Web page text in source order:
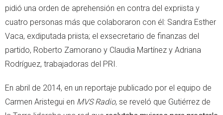
pidió una orden de aprehensión en contra del expriista y
cuatro personas más que colaboraron con él: Sandra Esther
Vaca, exdiputada priista; el exsecretario de finanzas del
partido, Roberto Zamorano y Claudia Martínez y Adriana
Rodríguez, trabajadoras del PRI.
En abril de 2014, en un reportaje publicado por el equipo de
Carmen Aristegui en MVS Radio, se reveló que Gutiérrez de